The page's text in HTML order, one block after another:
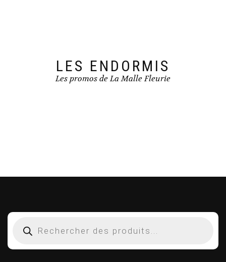
LES ENDORMIS
Les promos de La Malle Fleurie